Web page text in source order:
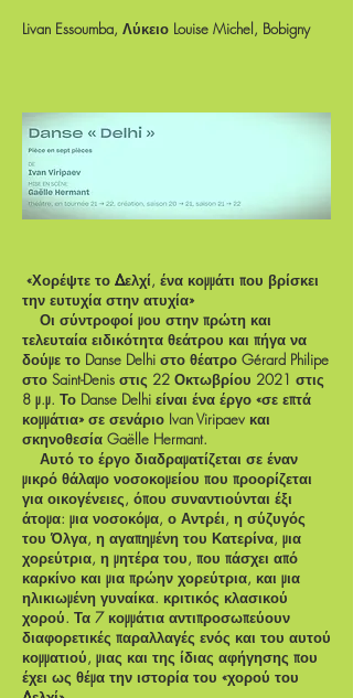
Livan Essoumba, Λύκειο Louise Michel, Bobigny
«Χορέψτε το Δελχί, ένα κομμάτι που βρίσκει
την ευτυχία στην ατυχία»
Οι σύντροφοί μου στην πρώτη και
τελευταία ειδικότητα θεάτρου και πήγα να
δούμε το Danse Delhi στο θέατρο Gérard Philipe
στο Saint-Denis στις 22 Οκτωβρίου 2021 στις
8 μ.μ. Το Danse Delhi είναι ένα έργο «σε επτά
κομμάτια» σε σενάριο Ivan Viripaev και
σκηνοθεσία Gaëlle Hermant.
Αυτό το έργο διαδραματίζεται σε έναν
μικρό θάλαμο νοσοκομείου που προορίζεται
για οικογένειες, όπου συναντιούνται έξι
άτομα: μια νοσοκόμα, ο Αντρέι, η σύζυγός
του Όλγα, η αγαπημένη του Κατερίνα, μια
χορεύτρια, η μητέρα του, που πάσχει από
καρκίνο και μια πρώην χορεύτρια, και μια
ηλικιωμένη γυναίκα. κριτικός κλασικού
χορού. Τα 7 κομμάτια αντιπροσωπεύουν
διαφορετικές παραλλαγές ενός και του αυτού
κομματιού, μιας και της ίδιας αφήγησης που
έχει ως θέμα την ιστορία του «χορού του